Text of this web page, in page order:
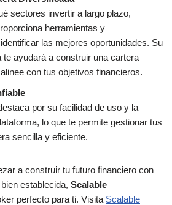
sectores invertir a largo plazo,
herramientas y
las mejores oportunidades. Su
ayudará a construir una cartera
con tus objetivos financieros.
por su facilidad de uso y la
lo que te permite gestionar tus
sencilla y eficiente.
a construir tu futuro financiero con
establecida, Scalable
perfecto para ti. Visita Scalable